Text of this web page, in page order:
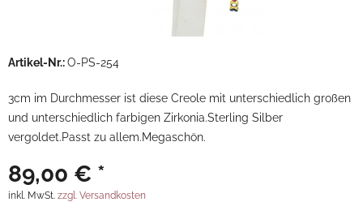
Artikel-Nr.:O-PS-254
3cm im Durchmesser ist diese Creole mit unterschiedlich großen
und unterschiedlich farbigen Zirkonia.Sterling Silber
vergoldet.Passt zu allem.Megaschön.
89,00 € *
inkl. MwSt. zzgl. Versandkosten